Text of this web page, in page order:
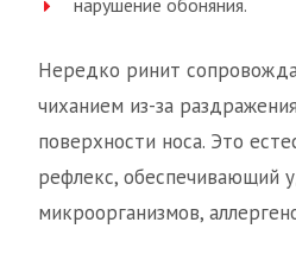
нарушение обоняния.
Нередко ринит
чиханием из-за
поверхности носа. Это
рефлекс, обеспечивающий
микроорганизмов,